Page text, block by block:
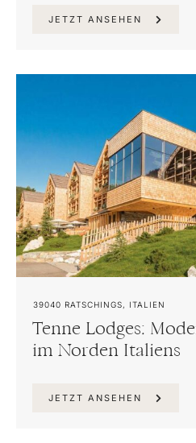
JETZT ANSEHEN
39040 RATSCHINGS, ITALIEN
Tenne Lodges:
im Norden Italiens
JETZT ANSEHEN